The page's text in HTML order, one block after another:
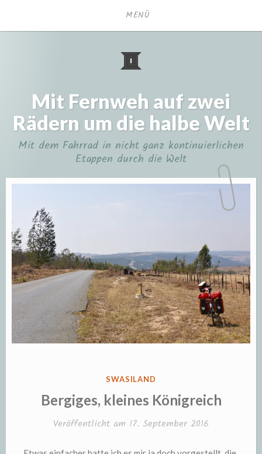
MENÜ
Mit Fernweh auf zwei
Rädern um die halbe Welt
Mit dem Fahrrad in nicht ganz kontinuierlichen
Etappen durch die Welt
VERÖFFENTLICHT
SWASILAND
Bergiges, kleines Königreich
Veröffentlicht am 17. September 2016